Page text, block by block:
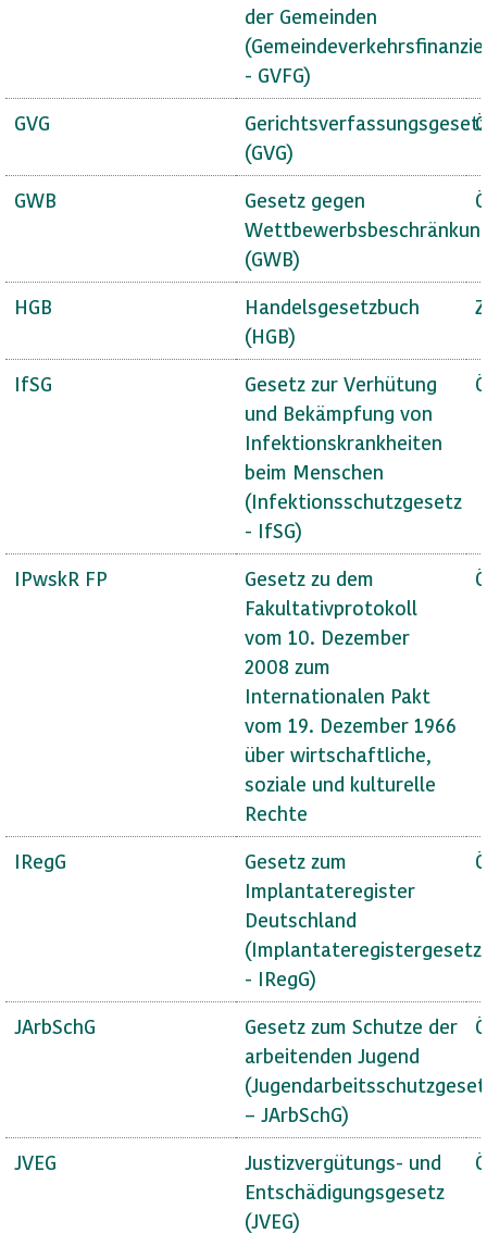
der Gemeinden
- GVFG)
GVG
Gerichtsverfassungsgesetz
(GVG)
GWB
Gesetz gegen
(GWB)
HGB
Handelsgesetzbuch
(HGB)
IfSG
Gesetz zur Verhütung
und Bekämpfung von
Infektionskrankheiten
beim Menschen
(Infektionsschutzgesetz
- IfSG)
IPwskR FP
Gesetz zu dem
Fakultativprotokoll
vom 10. Dezember
2008 zum
Internationalen Pakt
vom 19. Dezember 1966
über wirtschaftliche,
soziale und kulturelle
Rechte
IRegG
Gesetz zum
Implantateregister
Deutschland
(Implantateregistergesetz
- IRegG)
JArbSchG
Gesetz zum Schutze der
arbeitenden Jugend
– JArbSchG)
JVEG
Justizvergütungs- und
Entschädigungsgesetz
(JVEG)